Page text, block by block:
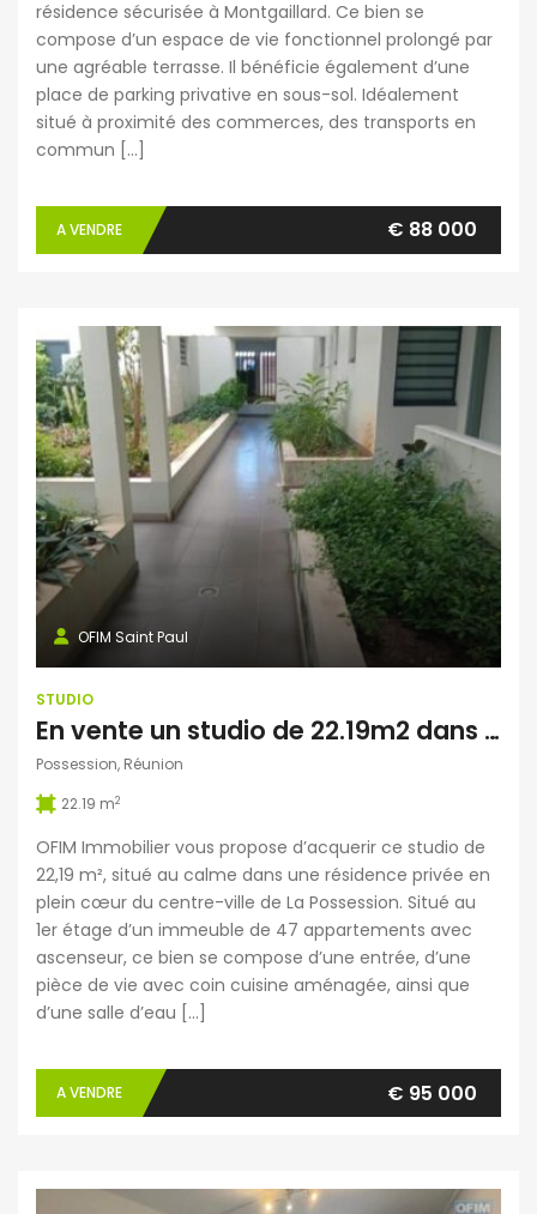
résidence sécurisée à Montgaillard. Ce bien se
compose d’un espace de vie fonctionnel prolongé par
une agréable terrasse. Il bénéficie également d’une
place de parking privative en sous-sol. Idéalement
situé à proximité des commerces, des transports en
commun […]
A VENDRE € 88 000
OFIM Saint Paul
STUDIO
En vente un studio de 22.19m2 dans une résidence privée au centre ville de la Possession Réunion
Possession, Réunion
22.19 m2
OFIM Immobilier vous propose d’acquerir ce studio de
22,19 m², situé au calme dans une résidence privée en
plein cœur du centre-ville de La Possession. Situé au
1er étage d’un immeuble de 47 appartements avec
ascenseur, ce bien se compose d’une entrée, d’une
pièce de vie avec coin cuisine aménagée, ainsi que
d’une salle d’eau […]
A VENDRE € 95 000